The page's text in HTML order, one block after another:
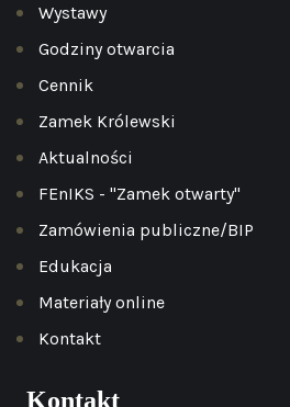
Wystawy
Godziny otwarcia
Cennik
Zamek Królewski
Aktualności
FEnIKS - "Zamek otwarty"
Zamówienia publiczne/BIP
Edukacja
Materiały online
Kontakt
Kontakt